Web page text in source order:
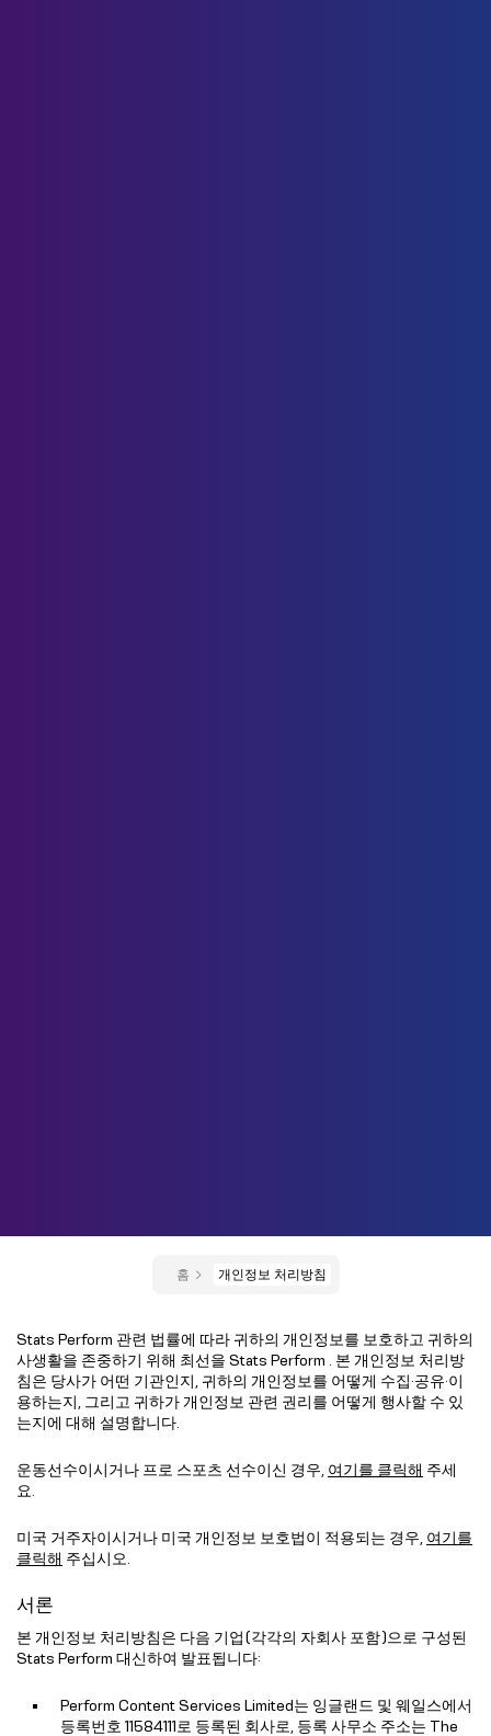
홈 개인정보 처리방침
Stats Perform 관련 법률에 따라 귀하의 개인정보를 보호하고 귀하의
사생활을 존중하기 위해 최선을 Stats Perform . 본 개인정보 처리방
침은 당사가 어떤 기관인지, 귀하의 개인정보를 어떻게 수집·공유·이
용하는지, 그리고 귀하가 개인정보 관련 권리를 어떻게 행사할 수 있
는지에 대해 설명합니다.
운동선수이시거나 프로 스포츠 선수이신 경우, 여기를 클릭해 주세
요.
미국 거주자이시거나 미국 개인정보 보호법이 적용되는 경우, 여기를
클릭해 주십시오.
서론
본 개인정보 처리방침은 다음 기업(각각의 자회사 포함)으로 구성된
Stats Perform 대신하여 발표됩니다:
Perform Content Services Limited는 잉글랜드 및 웨일스에서
등록번호 11584111로 등록된 회사로, 등록 사무소 주소는 The